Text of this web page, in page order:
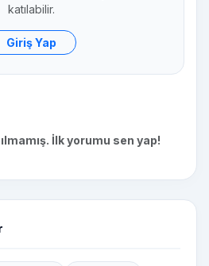
katılabilir.
Giriş Yap
İlk yorumu sen yap!